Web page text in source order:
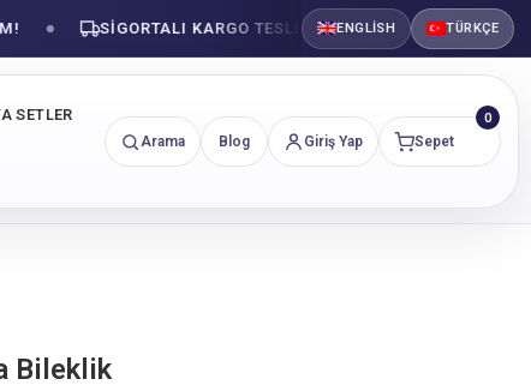
ENGLISH TÜRKÇE
SIGORTALI KARGO TESLIMATI GÜVENLI
SETLER
Arama Blog Giriş Yap Sepet
0
Bileklik